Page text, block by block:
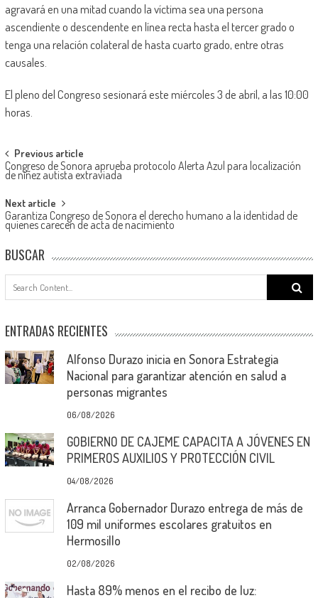
agravará en una mitad cuando la víctima sea una persona
ascendiente o descendente en línea recta hasta el tercer grado o
tenga una relación colateral de hasta cuarto grado, entre otras
causales.
El pleno del Congreso sesionará este miércoles 3 de abril, a las 10:00
horas.
Post
navigation
Previous article
Congreso de Sonora aprueba protocolo Alerta Azul para localización
de niñez autista extraviada
Next article
Garantiza Congreso de Sonora el derecho humano a la identidad de
quienes carecen de acta de nacimiento
BUSCAR
Search
for:
ENTRADAS RECIENTES
Alfonso Durazo inicia en Sonora Estrategia
Nacional para garantizar atención en salud a
personas migrantes
06/08/2026
GOBIERNO DE CAJEME CAPACITA A JÓVENES EN
PRIMEROS AUXILIOS Y PROTECCIÓN CIVIL
04/08/2026
Arranca Gobernador Durazo entrega de más de
109 mil uniformes escolares gratuitos en
Hermosillo
02/08/2026
Hasta 89% menos en el recibo de luz: